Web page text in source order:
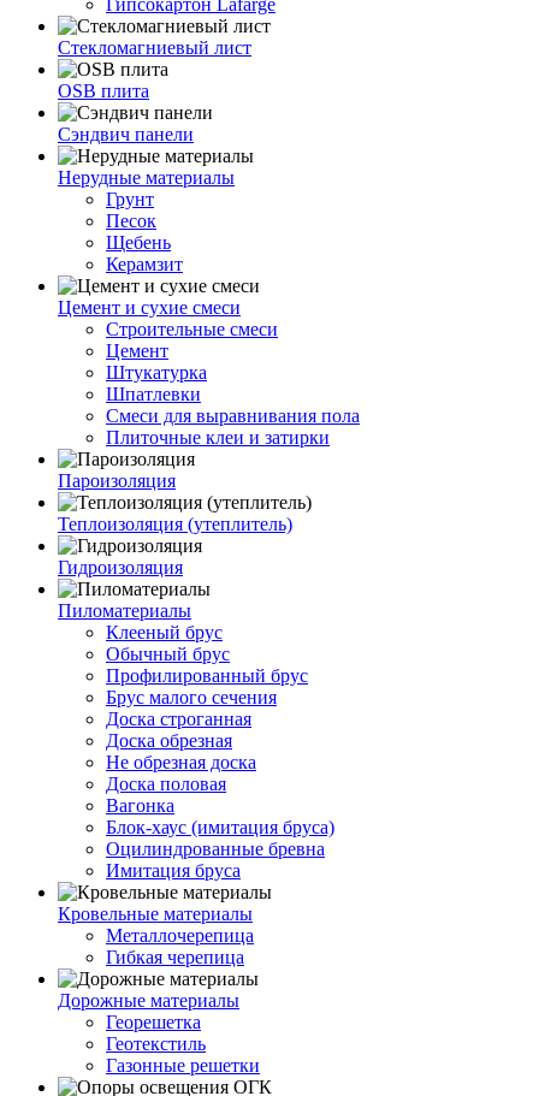
Стекломагниевый лист
OSB плита
Сэндвич панели
Нерудные материалы
Грунт
Песок
Щебень
Керамзит
Цемент и сухие смеси
Строительные смеси
Цемент
Штукатурка
Шпатлевки
Смеси для выравнивания пола
Плиточные клеи и затирки
Пароизоляция
Теплоизоляция (утеплитель)
Гидроизоляция
Пиломатериалы
Клееный брус
Обычный брус
Профилированный брус
Брус малого сечения
Доска строганная
Доска обрезная
Не обрезная доска
Доска половая
Вагонка
Блок-хаус (имитация бруса)
Оцилиндрованные бревна
Имитация бруса
Кровельные материалы
Металлочерепица
Гибкая черепица
Дорожные материалы
Георешетка
Геотекстиль
Газонные решетки